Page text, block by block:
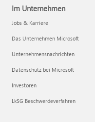
Im Unternehmen
Jobs & Karriere
Das Unternehmen Microsoft
Unternehmensnachrichten
Datenschutz bei Microsoft
Investoren
LkSG Beschwerdeverfahren